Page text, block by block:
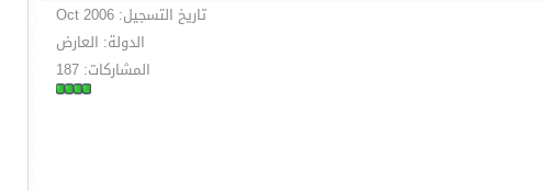
تاريخ التسجيل: Oct 2006
الدولة: العارض
المشاركات: 187